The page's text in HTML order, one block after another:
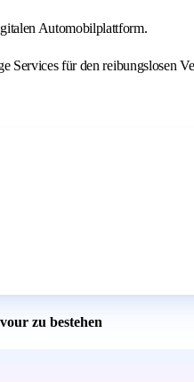
Automobilplattform.
Services für den reibungslosen
zu bestehen